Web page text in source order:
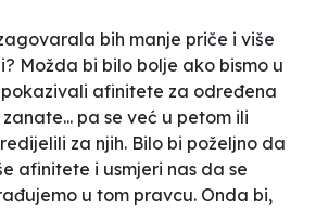
bih manje priče i više
Možda bi bilo bolje ako bismo u
afinitete za određena
pa se već u petom ili
za njih. Bilo bi poželjno da
afinitete i usmjeri nas da se
u tom pravcu. Onda bi,